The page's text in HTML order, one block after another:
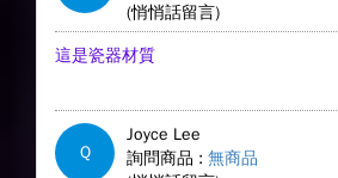
(悄悄話留言)
這是瓷器材質
Q
Joyce Lee
詢問商品 : 無商品